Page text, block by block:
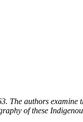
The authors examine
of these